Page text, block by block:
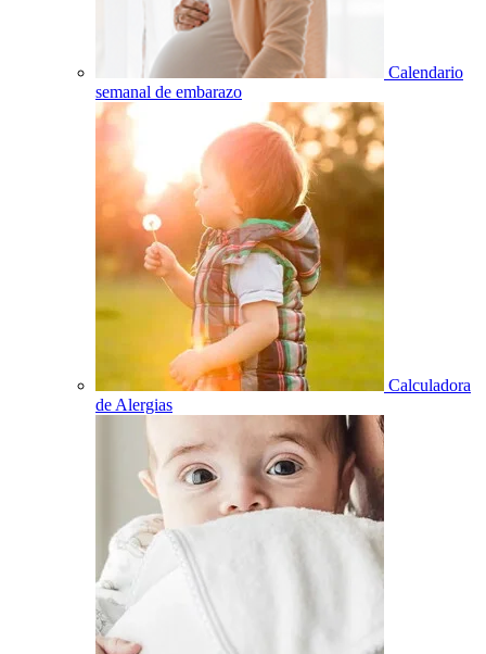
Calendario
semanal de embarazo
Calculadora
de Alergias